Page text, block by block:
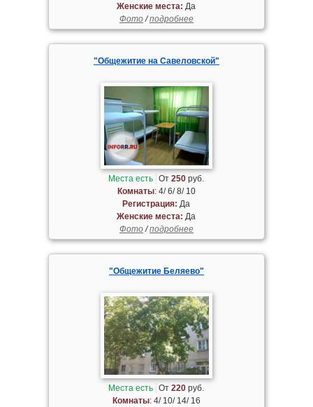
Женские места: Да
Фото/подробнее
"Общежитие на Савеловской"
Места есть От250 руб.
Комнаты: 4/ 6/ 8/ 10
Регистрация: Да
Женские места: Да
Фото/подробнее
"Общежитие Беляево"
Места есть От220 руб.
Комнаты: 4/ 10/ 14/ 16